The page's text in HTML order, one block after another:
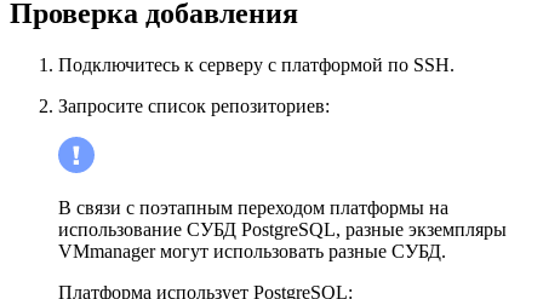
Проверка добавления
Подключитесь к серверу с платформой по SSH.
Запросите список репозиториев:
В связи с поэтапным переходом платформы на
использование СУБД PostgreSQL, разные экземпляры
VMmanager могут использовать разные СУБД.
Платформа использует PostgreSQL: